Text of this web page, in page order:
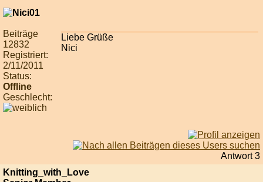
Beiträge
12832
Registriert:
2/11/2011
Status:
Offline
Geschlecht:
Liebe Grüße
Nici
Antwort 3
Knitting_with_Love